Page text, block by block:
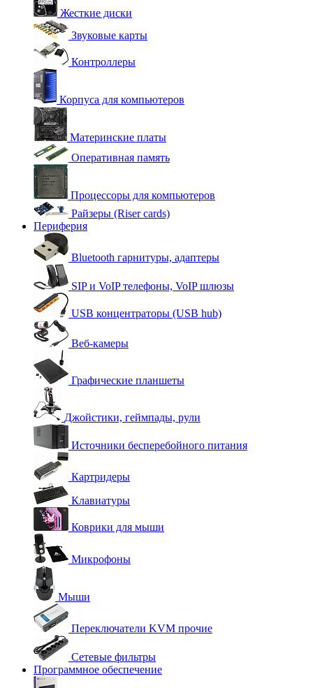
Жесткие диски
Звуковые карты
Контроллеры
Корпуса для компьютеров
Материнские платы
Оперативная память
Процессоры для компьютеров
Райзеры (Riser cards)
Периферия
Bluetooth гарнитуры, адаптеры
SIP и VoIP телефоны, VoIP шлюзы
USB концентраторы (USB hub)
Веб-камеры
Графические планшеты
Джойстики, геймпады, рули
Источники бесперебойного питания
Картридеры
Клавиатуры
Коврики для мыши
Микрофоны
Мыши
Переключатели KVM прочие
Сетевые фильтры
Программное обеспечение